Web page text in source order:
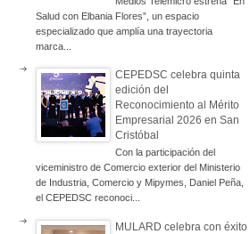
Salud con Elbania Flores”, un espacio
especializado que amplía una trayectoria
marca...
CEPEDSC celebra quinta
edición del
Reconocimiento al Mérito
Empresarial 2026 en San
Cristóbal
Con la participación del
viceministro de Comercio exterior del Ministerio
de Industria, Comercio y Mipymes, Daniel Peña,
el CEPEDSC reconoci...
MULARD celebra con éxito